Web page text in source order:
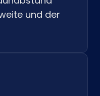
und der